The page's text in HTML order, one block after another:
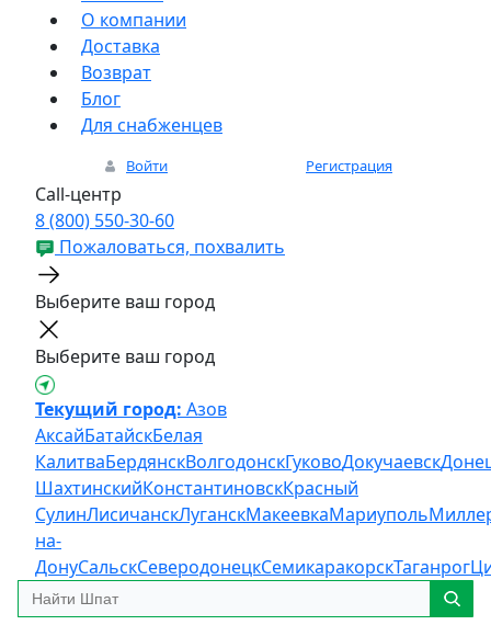
О компании
Доставка
Возврат
Блог
Для снабженцев
Войти Регистрация
Call-центр
8 (800) 550-30-60
Пожаловаться, похвалить
Выберите ваш город
Выберите ваш город
Текущий город: Азов
АксайБатайскБелая
КалитваБердянскВолгодонскГуковоДокучаевск
ШахтинскийКонстантиновскКрасный
СулинЛисичанскЛуганскМакеевкаМариуполь
на-
ДонуСальскСеверодонецкСемикаракорскТаганрог